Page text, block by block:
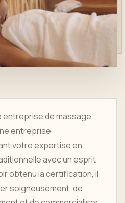
de massage
entreprise
votre expertise en
avec un esprit
obtenu la certification, il
soigneusement, de